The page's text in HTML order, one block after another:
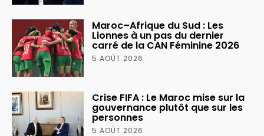
Maroc–Afrique du Sud : Les
Lionnes à un pas du dernier
carré de la CAN Féminine 2026
5 AOÛT 2026
Crise FIFA : Le Maroc mise sur la
gouvernance plutôt que sur les
personnes
5 AOÛT 2026